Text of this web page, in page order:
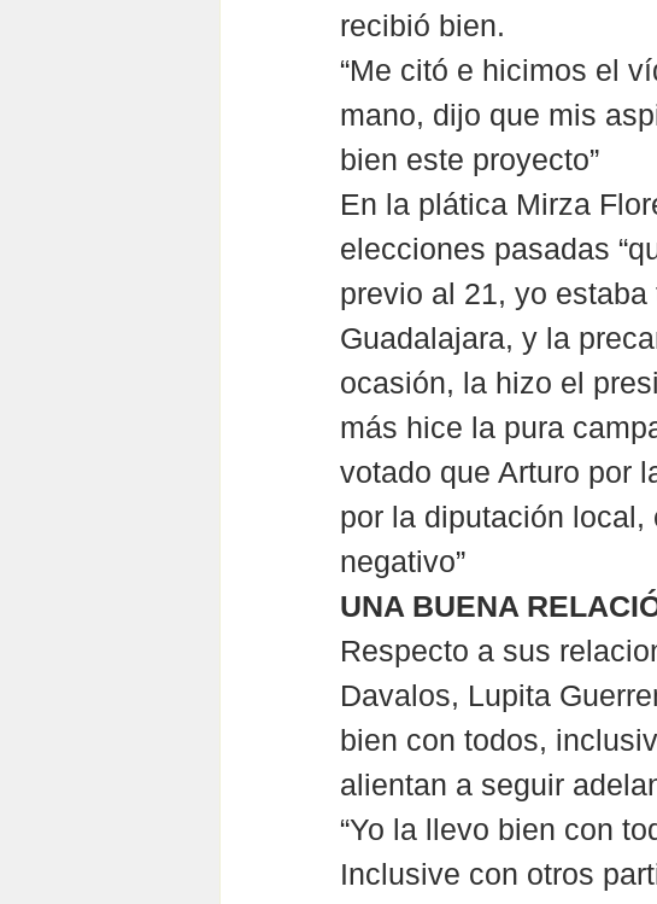
recibió bien.
“Me citó e hicimos el
mano, dijo que mis
bien este proyecto”
En la plática Mirza
elecciones pasadas
previo al 21, yo
Guadalajara, y la
ocasión, la hizo el
más hice la pura
votado que Arturo por
por la diputación
negativo”
UNA BUENA
Respecto a sus
Davalos, Lupita
bien con todos,
alientan a seguir
“Yo la llevo bien con
Inclusive con otros